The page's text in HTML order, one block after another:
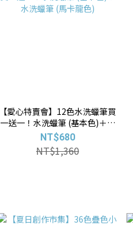
【愛心特賣會】12色水洗蠟筆買
一送一！水洗蠟筆 (基本色)＋水
洗蠟筆 (馬卡龍色)
NT$680
NT$1,360